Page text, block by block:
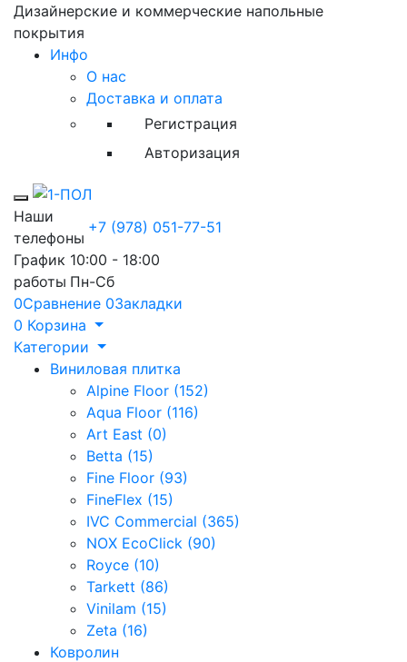
Дизайнерские и коммерческие напольные
покрытия
Инфо
О нас
Доставка и оплата
Регистрация
Авторизация
Toggle mobile menu
Наши
телефоны
+7 (978) 051-77-51
График
работы
10:00 - 18:00
Пн-Сб
0Сравнение 0Закладки
0 Корзина
Категории
Виниловая плитка
Alpine Floor (152)
Aqua Floor (116)
Art East (0)
Betta (15)
Fine Floor (93)
FineFlex (15)
IVC Commercial (365)
NOX EcoClick (90)
Royce (10)
Tarkett (86)
Vinilam (15)
Zeta (16)
Ковролин